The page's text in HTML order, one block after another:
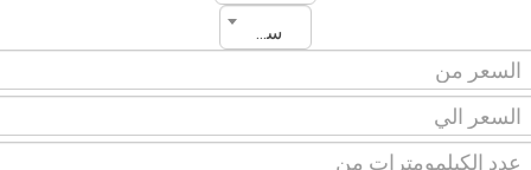
سنة الصنع